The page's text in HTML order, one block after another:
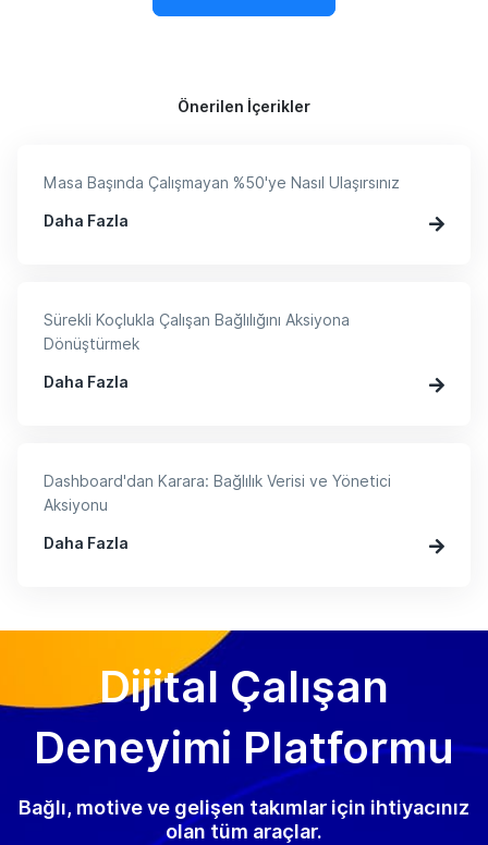
Önerilen İçerikler
Masa Başında Çalışmayan %50'ye Nasıl Ulaşırsınız
Daha Fazla
Sürekli Koçlukla Çalışan Bağlılığını Aksiyona
Dönüştürmek
Daha Fazla
Dashboard'dan Karara: Bağlılık Verisi ve Yönetici
Aksiyonu
Daha Fazla
Dijital Çalışan
Deneyimi Platformu
Bağlı, motive ve gelişen takımlar için ihtiyacınız
olan tüm araçlar.